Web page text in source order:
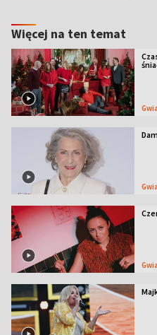
Więcej na ten temat